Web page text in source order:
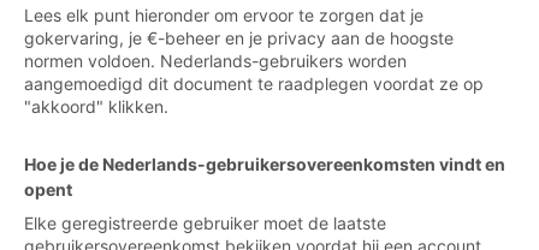
Lees elk punt hieronder om ervoor te zorgen dat je
gokervaring, je €-beheer en je privacy aan de hoogste
normen voldoen. Nederlands-gebruikers worden
aangemoedigd dit document te raadplegen voordat ze op
"akkoord" klikken.
Hoe je de Nederlands-gebruikersovereenkomsten vindt en
opent
Elke geregistreerde gebruiker moet de laatste
gebruikersovereenkomst bekijken voordat hij een account